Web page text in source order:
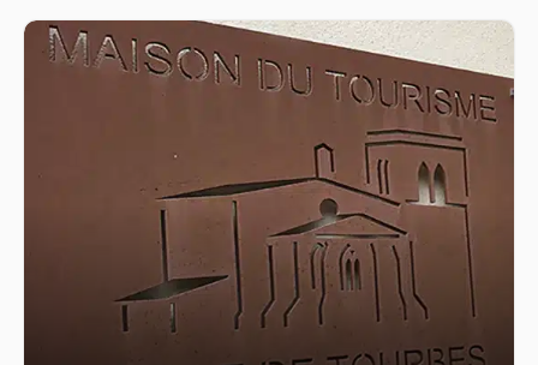
Tourbes
04 67 98 15 02
E-Mail
Öffnungszeiten ansehen
Place de la Mairie
34120 TOURBES